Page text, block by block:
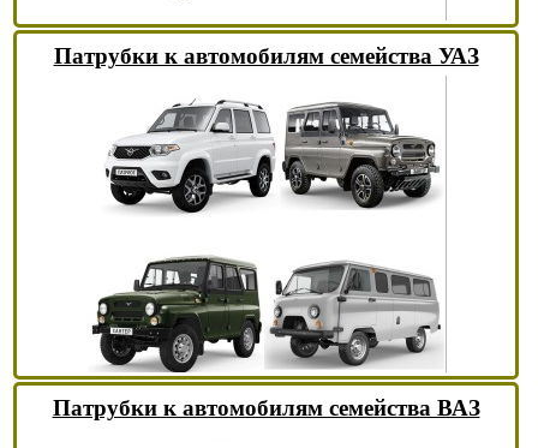
Патрубки к автомобилям семейства УАЗ
Патрубки к автомобилям семейства ВАЗ